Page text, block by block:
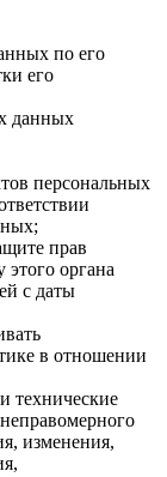
по его
его
данных
персональных
прав
органа
с даты
в отношении
технические
изменения,